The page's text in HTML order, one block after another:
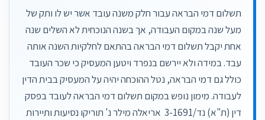
תשלום דמי הבראה עבור חלק משנה עובד אשר יש לו ותק של
מעל שנה במקום העבודה, אך בשנה הנוכחית לא השלים שנה
אחת יקבל תשלום דמי הבראה בהתאם לחלקיות השנה אותה
עבד. במידה ולא יירשם בנפרד ויטען המעסיק כי שכר העובד
כולל גם דמי הבראה, נטל ההוכחה יהיה על המעסיק בבית הדין
לעבודה. מימון נופש במקום תשלום דמי הבראה לעובד בפסק
דין ‏(ת"א) נד/3-1691 ‏ ‏אריאלה מילר נ' תוריקו נסיעות ותיירות